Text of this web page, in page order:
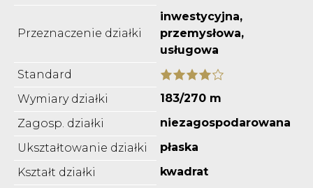
Przeznaczenie działki
inwestycyjna,
przemysłowa,
usługowa
Standard
Wymiary działki
183/270 m
Zagosp. działki
niezagospodarowana
Ukształtowanie działki
płaska
Kształt działki
kwadrat